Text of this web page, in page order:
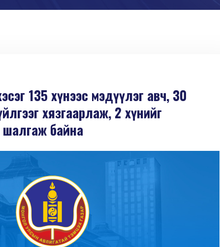
135 хүнээс мэдүүлэг авч, 30
хязгаарлаж, 2 хүнийг
шалгаж байна